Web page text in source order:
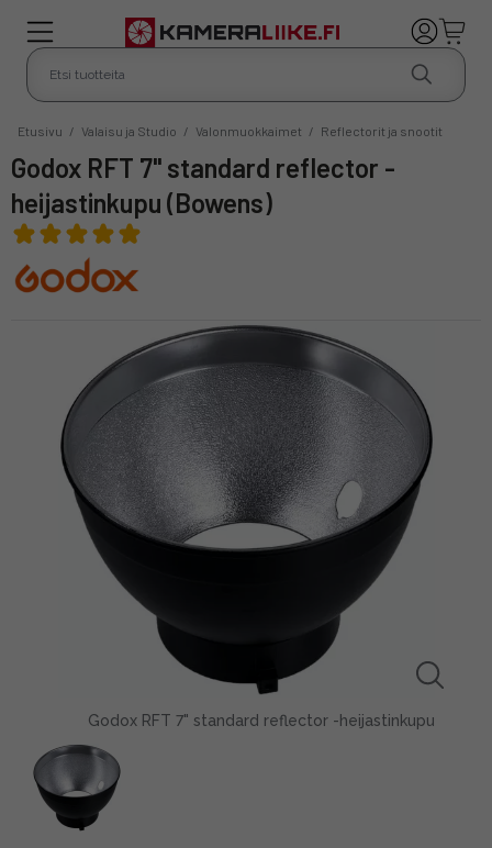
Etusivu / Valaisu ja Studio / Valonmuokkaimet / Reflectorit ja snootit
Godox RFT 7" standard reflector -
heijastinkupu (Bowens)
Godox RFT 7" standard reflector -heijastinkupu